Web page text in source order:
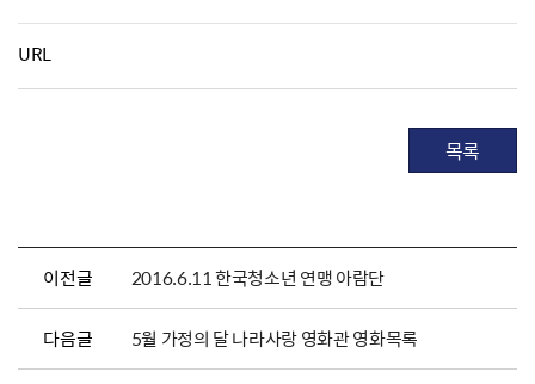
URL
목록
이전글 2016.6.11 한국청소년 연맹 아람단
다음글 5월 가정의 달 나라사랑 영화관 영화목록